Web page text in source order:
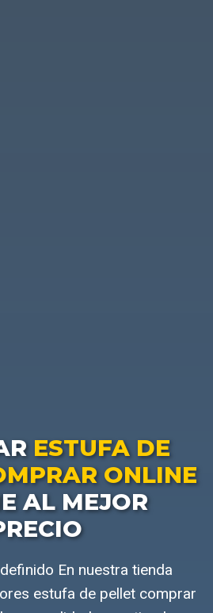
ESTUFA DE
ONLINE
AL MEJOR
En nuestra tienda
estufa de pellet comprar